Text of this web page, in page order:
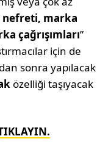
marka
çağrışımları”
için de
sonra yapılacak
özelliği taşıyacak